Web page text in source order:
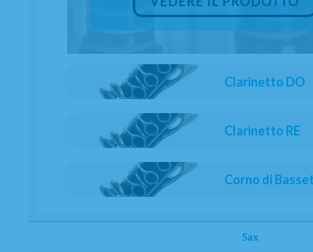
Clarinetto DO
Clarinetto RE
Corno di
Sax